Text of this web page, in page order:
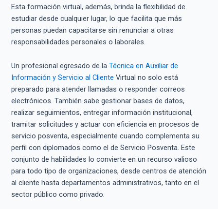
Esta formación virtual, además, brinda la flexibilidad de
estudiar desde cualquier lugar, lo que facilita que más
personas puedan capacitarse sin renunciar a otras
responsabilidades personales o laborales.
Un profesional egresado de la Técnica en Auxiliar de
Información y Servicio al Cliente Virtual no solo está
preparado para atender llamadas o responder correos
electrónicos. También sabe gestionar bases de datos,
realizar seguimientos, entregar información institucional,
tramitar solicitudes y actuar con eficiencia en procesos de
servicio posventa, especialmente cuando complementa su
perfil con diplomados como el de Servicio Posventa. Este
conjunto de habilidades lo convierte en un recurso valioso
para todo tipo de organizaciones, desde centros de atención
al cliente hasta departamentos administrativos, tanto en el
sector público como privado.